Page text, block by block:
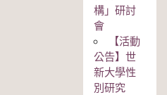
構」研討
會
【活動
公告】世
新大學性
別研究